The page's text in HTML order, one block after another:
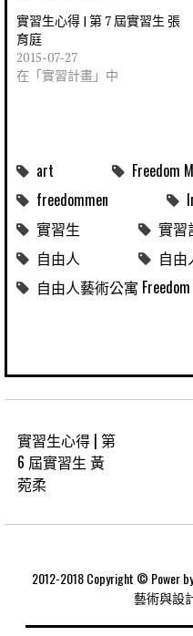
實習生心得 | 第 7 屆實習生 張
育庭
2015-07-27
在「實習計畫」中
art
Freedom
freedommen
實習生
實習
自由人
自由
自由人藝術公寓
實習生心得 | 第
6 屆實習生 黃
菀柔
2012-2018 Copyright © Power by
藝術與設